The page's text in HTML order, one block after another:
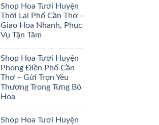
Shop Hoa Tươi Huyện
Thới Lai Phố Cần Thơ –
Giao Hoa Nhanh, Phục
Vụ Tận Tâm
Shop Hoa Tươi Huyện
Phong Điền Phố Cần
Thơ – Gửi Trọn Yêu
Thương Trong Từng Bó
Hoa
Shop Hoa Tươi Huyện